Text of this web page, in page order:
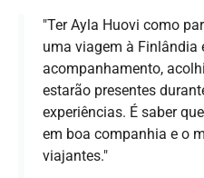
"Ter Ayla Huovi como
uma viagem à Finlândia
acompanhamento,
estarão presentes
experiências. É saber
em boa companhia e o
viajantes."